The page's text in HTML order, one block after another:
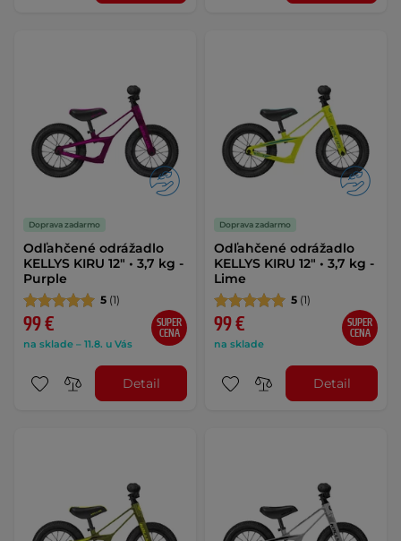
Doprava zadarmo
Odľahčené odrážadlo
KELLYS KIRU 12" • 3,7 kg -
Purple
5 (1)
99 €
na sklade – 11.8. u Vás
SUPER
CENA
Detail
Doprava zadarmo
Odľahčené odrážadlo
KELLYS KIRU 12" • 3,7 kg -
Lime
5 (1)
99 €
na sklade
SUPER
CENA
Detail